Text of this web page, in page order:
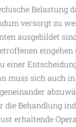
Belastung
versorgt zu
ausgebildet
einer
muss sich auch
die Behandlung
erhaltende